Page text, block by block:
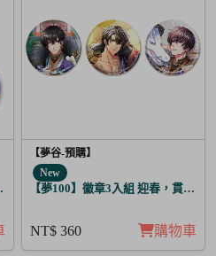
的聖夜點燃夢之火 丁
【夢谷-預購】
New
【夢100】徽章3入組 迎春，貫徹仁
NT$ 360 購物車